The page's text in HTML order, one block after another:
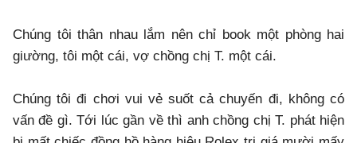
Chúng tôi thân nhau lắm nên chỉ book một phòng hai
giường, tôi một cái, vợ chồng chị T. một cái.
Chúng tôi đi chơi vui vẻ suốt cả chuyến đi, không có
vấn đề gì. Tới lúc gần về thì anh chồng chị T. phát hiện